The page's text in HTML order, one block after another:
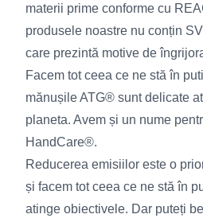
materii prime conforme cu
produsele noastre nu conțin
care prezintă motive de
Facem tot ceea ce ne stă în
mănușile ATG® sunt delicate
planeta. Avem și un nume
HandCare®.
Reducerea emisiilor este o
și facem tot ceea ce ne stă în
atinge obiectivele. Dar puteți